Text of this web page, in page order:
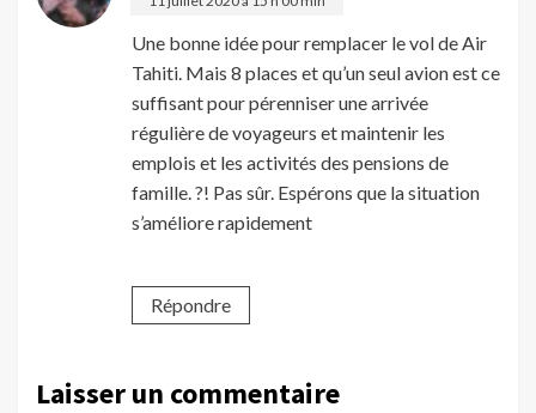
Une bonne idée pour remplacer le vol de Air
Tahiti. Mais 8 places et qu’un seul avion est ce
suffisant pour pérenniser une arrivée
régulière de voyageurs et maintenir les
emplois et les activités des pensions de
famille. ?! Pas sûr. Espérons que la situation
s’améliore rapidement
Répondre
Laisser un commentaire